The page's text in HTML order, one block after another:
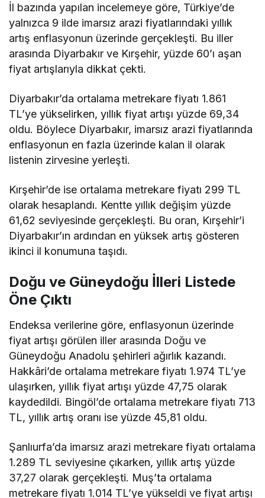
İl bazında yapılan incelemeye göre, Türkiye’de
yalnızca 9 ilde imarsız arazi fiyatlarındaki yıllık
artış enflasyonun üzerinde gerçekleşti. Bu iller
arasında Diyarbakır ve Kırşehir, yüzde 60’ı aşan
fiyat artışlarıyla dikkat çekti.
Diyarbakır’da ortalama metrekare fiyatı 1.861
TL’ye yükselirken, yıllık fiyat artışı yüzde 69,34
oldu. Böylece Diyarbakır, imarsız arazi fiyatlarında
enflasyonun en fazla üzerinde kalan il olarak
listenin zirvesine yerleşti.
Kırşehir’de ise ortalama metrekare fiyatı 299 TL
olarak hesaplandı. Kentte yıllık değişim yüzde
61,62 seviyesinde gerçekleşti. Bu oran, Kırşehir’i
Diyarbakır’ın ardından en yüksek artış gösteren
ikinci il konumuna taşıdı.
Doğu ve Güneydoğu İlleri Listede
Öne Çıktı
Endeksa verilerine göre, enflasyonun üzerinde
fiyat artışı görülen iller arasında Doğu ve
Güneydoğu Anadolu şehirleri ağırlık kazandı.
Hakkâri’de ortalama metrekare fiyatı 1.974 TL’ye
ulaşırken, yıllık fiyat artışı yüzde 47,75 olarak
kaydedildi. Bingöl’de ortalama metrekare fiyatı 713
TL, yıllık artış oranı ise yüzde 45,81 oldu.
Şanlıurfa’da imarsız arazi metrekare fiyatı ortalama
1.289 TL seviyesine çıkarken, yıllık artış yüzde
37,27 olarak gerçekleşti. Muş’ta ortalama
metrekare fiyatı 1.014 TL’ye yükseldi ve fiyat artışı